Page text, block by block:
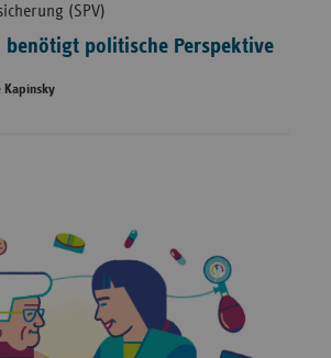
(SPV)
benötigt politische Perspektive
Kapinsky